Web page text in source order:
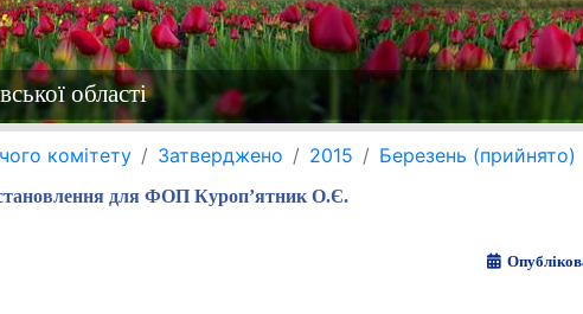
області
комітету Затверджено 2015 Березень (прийнято)
для ФОП Куроп’ятник О.Є.